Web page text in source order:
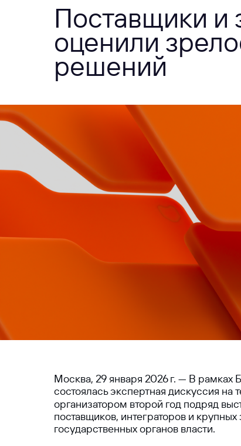
Поставщики и
оценили
решений
Москва, 29 января 2026 г. — В
состоялась экспертная дискуссия на
организатором второй год подряд
поставщиков, интеграторов и
государственных органов власти.